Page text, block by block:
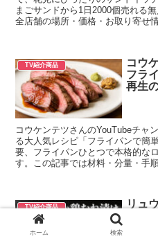
まごサンドから1日2000個売れる
全店舗の場所・価格・お取り寄せ
TV紹介商品
コウ
フラ
再生
コウケンテツさんのYouTubeチャ
る大人気レシピ「フライパンで簡
要、フライパンひとつで本格的な
す。この記事では材料・分量・手
TV紹介商品
リュ
レシ
2kg
ホーム 検索